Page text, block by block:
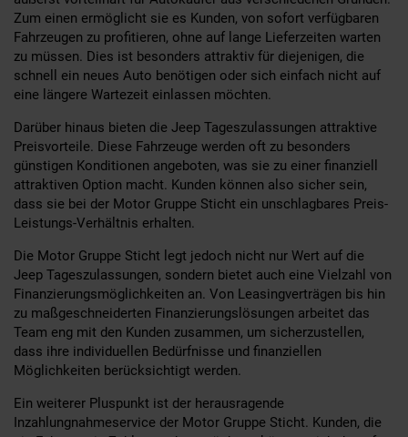
Zum einen ermöglicht sie es Kunden, von sofort verfügbaren
Fahrzeugen zu profitieren, ohne auf lange Lieferzeiten warten
zu müssen. Dies ist besonders attraktiv für diejenigen, die
schnell ein neues Auto benötigen oder sich einfach nicht auf
eine längere Wartezeit einlassen möchten.
Darüber hinaus bieten die Jeep Tageszulassungen attraktive
Preisvorteile. Diese Fahrzeuge werden oft zu besonders
günstigen Konditionen angeboten, was sie zu einer finanziell
attraktiven Option macht. Kunden können also sicher sein,
dass sie bei der Motor Gruppe Sticht ein unschlagbares Preis-
Leistungs-Verhältnis erhalten.
Die Motor Gruppe Sticht legt jedoch nicht nur Wert auf die
Jeep Tageszulassungen, sondern bietet auch eine Vielzahl von
Finanzierungsmöglichkeiten an. Von Leasingverträgen bis hin
zu maßgeschneiderten Finanzierungslösungen arbeitet das
Team eng mit den Kunden zusammen, um sicherzustellen,
dass ihre individuellen Bedürfnisse und finanziellen
Möglichkeiten berücksichtigt werden.
Ein weiterer Pluspunkt ist der herausragende
Inzahlungnahmeservice der Motor Gruppe Sticht. Kunden, die